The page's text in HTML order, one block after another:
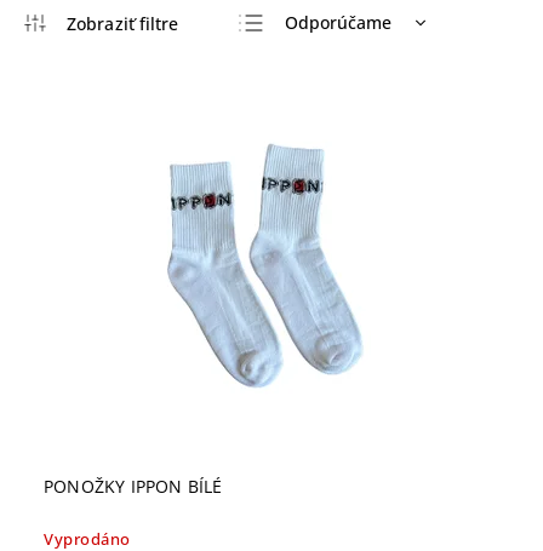
Odporúčame
Abecedne
PONOŽKY IPPON BÍLÉ
Vyprodáno